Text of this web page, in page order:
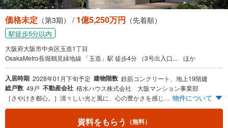
価格未定 （第3期） / 1億5,250万円 （先着順）
駅徒歩5分以内
大阪府大阪市中央区玉造1丁目
OsakaMetro長堀鶴見緑地線 「玉造」駅 徒歩4分 （3号出入口... ほか
入居時期 2028年01月下旬予定 建物階数 鉄筋コンクリート、地上19階建
総戸数 49戸 不動産会社 積水ハウス株式会社 大阪マンション事業部
［さやけき都心。］清々しい光と風に、心の豊かさを感じる。 麗らかな木漏れ日が照らす舗道を歩く、季節の移ろいを感じる穏やかな風にも、ふと都心であることを忘れる。ここは、上町台地エリアの東、初めに光がさしこむ清々しい場所。かつては日本書紀にも記された玉造の地、大阪城築城には守護の社とされた玉造稲荷神社の聖域に、積水ハウスの新しいグランドメゾンが誕生します。 物件について
資料をもらう （無料）